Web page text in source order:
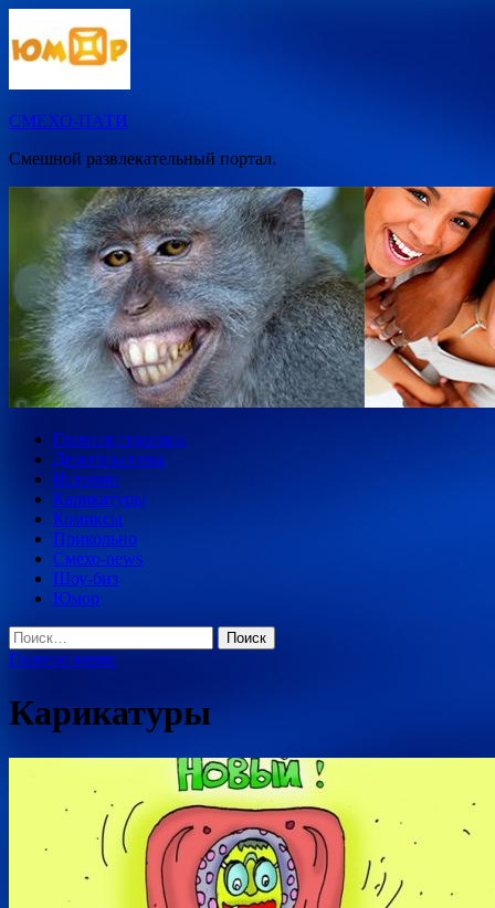
к
содержимому
СМЕХО-ПАТИ
Смешной развлекательный портал.
Главная страница
Демотиваторы
Истории
Карикатуры
Комиксы
Прикольно
Смехо-news
Шоу-биз
Юмор
Найти:
Главное меню
Карикатуры